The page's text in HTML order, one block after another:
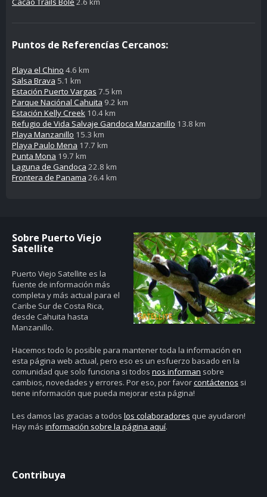
Puntos de Referencías Cercanos:
Playa el Chino 4.6 km
Salsa Brava 5.1 km
Estación Puerto Vargas 7.5 km
Parque Naciónal Cahuita 9.2 km
Estación Kelly Creek 10.4 km
Refugio de Vida Salvaje Gandoca Manzanillo 13.8 km
Playa Manzanillo 15.3 km
Playa Paulo Mena 17.7 km
Punta Mona 19.7 km
Laguna de Gandoca 22.8 km
Frontera de Panama 26.4 km
Sobre Puerto Viejo
Satellite
Puerto Viejo Satellite es la
fuente de información más
completa y más actual para el
Caribe Sur de Costa Rica,
desde Cahuita hasta
Manzanillo.
Hacemos todo lo posible para mantener toda la información en
esta página web actual, pero eso es un esfuerzo basado en la
comunidad que solo funciona si todos nos informan sobre
cambios, novedades y errores. Por eso, por favorcontáctenos si
tiene información que pueda mejorar esta página!
Les damos las gracias a todos los colaboradores que ayudaron!
Hay más información sobre la página aquí.
Contribuya